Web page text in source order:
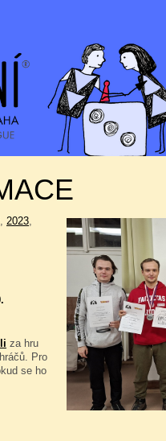
, 2023,
za hru
Pro
se ho